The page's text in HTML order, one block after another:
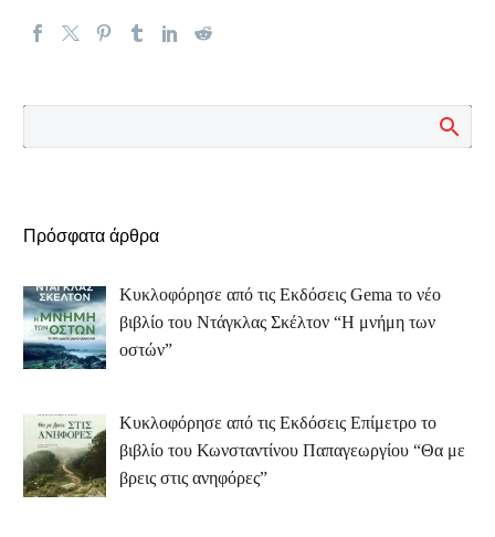
Πρόσφατα άρθρα
Κυκλοφόρησε από τις Εκδόσεις Gema το νέο
βιβλίο του Ντάγκλας Σκέλτον “Η μνήμη των
οστών”
Κυκλοφόρησε από τις Εκδόσεις Επίμετρο το
βιβλίο του Κωνσταντίνου Παπαγεωργίου “Θα με
βρεις στις ανηφόρες”